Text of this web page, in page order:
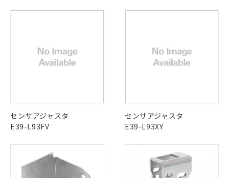
センサアジャスタ
E39-L93FV
センサアジャスタ
E39-L93XY
※当社の共同利用者とは、
"個人情報
の共同利用に関して"
の「1.共同利
用者の範囲」に記載されている法人を
下記の非含有証明書をダウンロードするこ
51物質の非含有証明書（当社基準）
※本証明書は発行日時点で非含有を証明す
荷製品に未対応品が混在することから備考
欄に対応日を記載しておりました。
していることから、特段のことがない限
り、2022年1月12日より割愛しておりま
す。